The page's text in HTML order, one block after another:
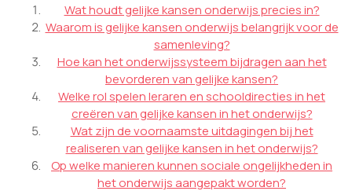
Wat houdt gelijke kansen onderwijs precies in?
Waarom is gelijke kansen onderwijs belangrijk voor de
samenleving?
Hoe kan het onderwijssysteem bijdragen aan het
bevorderen van gelijke kansen?
Welke rol spelen leraren en schooldirecties in het
creëren van gelijke kansen in het onderwijs?
Wat zijn de voornaamste uitdagingen bij het
realiseren van gelijke kansen in het onderwijs?
Op welke manieren kunnen sociale ongelijkheden in
het onderwijs aangepakt worden?